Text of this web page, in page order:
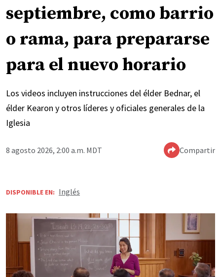
septiembre, como barrio
o rama, para prepararse
para el nuevo horario
Los videos incluyen instrucciones del élder Bednar, el
élder Kearon y otros líderes y oficiales generales de la
Iglesia
8 agosto 2026, 2:00 a.m. MDT Compartir
DISPONIBLE EN: Inglés